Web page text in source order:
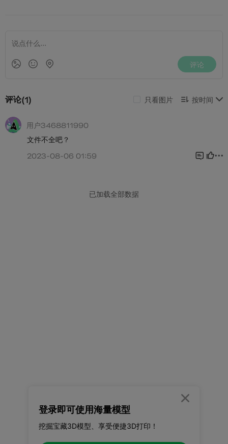
登录即可使用海量模型
挖掘宝藏3D模型、享受便捷3D打印！
